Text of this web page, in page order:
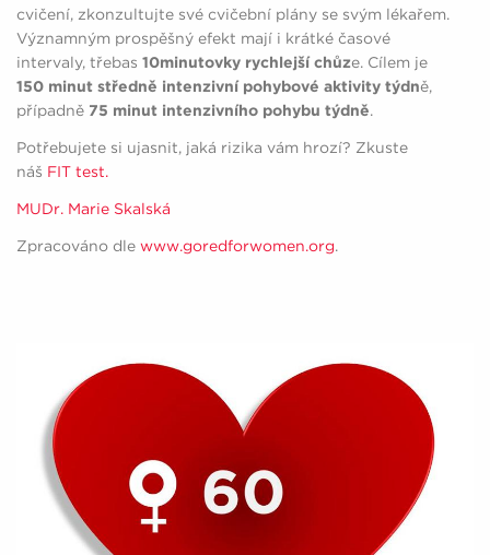
cvičení, zkonzultujte své cvičební plány se svým lékařem.
Významným prospěšný efekt mají i krátké časové
intervaly, třebas 10minutovky rychlejší chůze. Cílem je
150 minut středně intenzivní pohybové aktivity týdně,
případně 75 minut intenzivního pohybu týdně.
Potřebujete si ujasnit, jaká rizika vám hrozí? Zkuste
náš FIT test.
MUDr. Marie Skalská
Zpracováno dle www.goredforwomen.org.